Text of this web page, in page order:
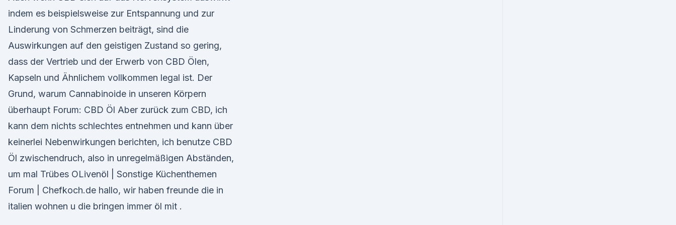
indem es beispielsweise zur Entspannung und zur
Linderung von Schmerzen beiträgt, sind die
Auswirkungen auf den geistigen Zustand so gering,
dass der Vertrieb und der Erwerb von CBD Ölen,
Kapseln und Ähnlichem vollkommen legal ist. Der
Grund, warum Cannabinoide in unseren Körpern
überhaupt Forum: CBD Öl Aber zurück zum CBD, ich
kann dem nichts schlechtes entnehmen und kann über
keinerlei Nebenwirkungen berichten, ich benutze CBD
Öl zwischendruch, also in unregelmäßigen Abständen,
um mal Trübes OLivenöl | Sonstige Küchenthemen
Forum | Chefkoch.de hallo, wir haben freunde die in
italien wohnen u die bringen immer öl mit .